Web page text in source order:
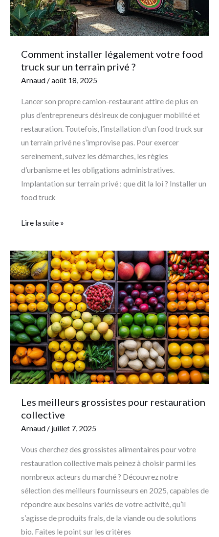
Comment installer légalement votre food
truck sur un terrain privé ?
Arnaud/août 18, 2025
Lancer son propre camion-restaurant attire de plus en
plus d’entrepreneurs désireux de conjuguer mobilité et
restauration. Toutefois, l’installation d’un food truck sur
un terrain privé ne s’improvise pas. Pour exercer
sereinement, suivez les démarches, les règles
d’urbanisme et les obligations administratives.
Implantation sur terrain privé : que dit la loi ? Installer un
food truck
un
terrain
privé
Lire la suite »
Les meilleurs grossistes pour restauration
collective
Arnaud / juillet 7, 2025
Vous cherchez des grossistes alimentaires pour votre
restauration collective mais peinez à choisir parmi les
nombreux acteurs du marché ? Découvrez notre
sélection des meilleurs fournisseurs en 2025, capables de
répondre aux besoins variés de votre activité, qu’il
s’agisse de produits frais, de la viande ou de solutions
bio. Faites le point sur les critères
Les
meilleurs
grossistes
pour
restauration
collective